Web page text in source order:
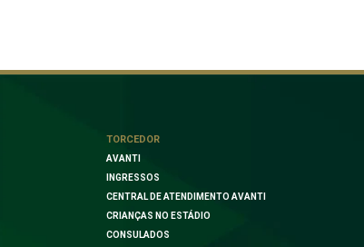
TORCEDOR
AVANTI
INGRESSOS
CENTRAL DE ATENDIMENTO AVANTI
CRIANÇAS NO ESTÁDIO
CONSULADOS